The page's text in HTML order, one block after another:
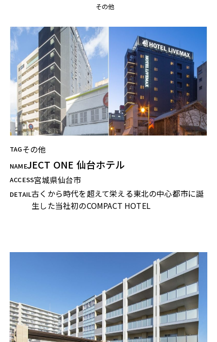
その他
TAGその他
NAMEJECT ONE 仙台ホテル
ACCESS宮城県仙台市
DETAIL古くから時代を超えて栄える東北の中心都市に誕
生した当社初のCOMPACT HOTEL